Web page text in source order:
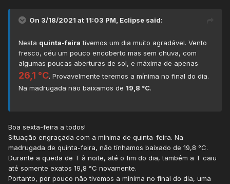
On 3/18/2021 at 11:03 PM, Eclipse said:
Nesta quinta-feira tivemos um dia muito agradável. Vento
fresco, céu um pouco encoberto mas sem chuva, com
algumas poucas aberturas de sol, e máxima de apenas
26,1 °C. Provavelmente teremos a mínima no final do dia.
Na madrugada não baixamos de 19,8 °C.
Boa sexta-feira a todos!
Situação engraçada com a mínima de quinta-feira. Na
madrugada de quinta-feira, não tínhamos baixado de 19,8 °C.
Durante a queda de T à noite, até o fim do dia, também a T caiu
até somente exatos 19,8 °C novamente.
Portanto, por pouco não tivemos a mínima no final do dia, uma